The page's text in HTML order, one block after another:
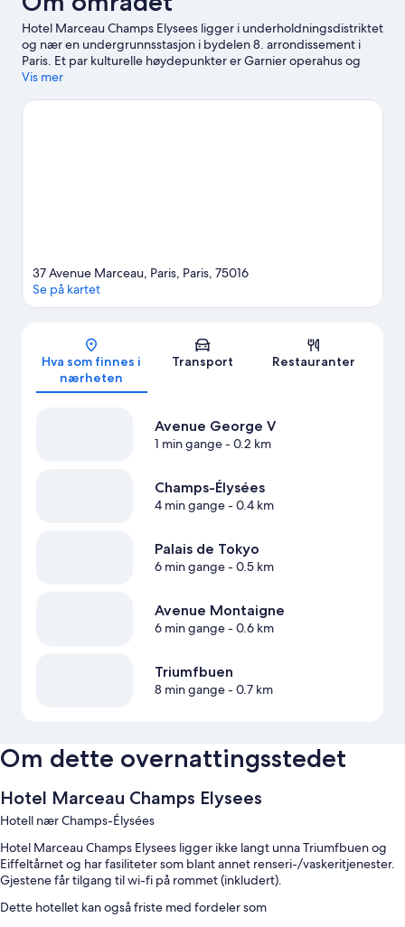
Hotel Marceau Champs Elysees ligger i underholdningsdistriktet
og nær en undergrunnsstasjon i bydelen 8. arrondissement i
Paris. Et par kulturelle høydepunkter er Garnier operahus og
Louvre, mens Triumfbuen og Notre-Dame er noen av områdets
hagen og Tuileries-hagen. Gjestene liker beliggenheten til
Vis mer
Kart
37 Avenue Marceau, Paris, Paris, 75016
Se på kartet
Hva som finnes i
nærheten
Transport Restauranter
Avenue George V
1 min gange- 0.2 km
Champs-Élysées
4 min gange- 0.4 km
Palais de Tokyo
6 min gange- 0.5 km
Avenue Montaigne
6 min gange- 0.6 km
Triumfbuen
8 min gange- 0.7 km
Om dette overnattingsstedet
Hotel Marceau Champs Elysees
Hotell nær Champs-Élysées
Hotel Marceau Champs Elysees ligger ikke langt unna Triumfbuen og
Eiffeltårnet og har fasiliteter som blant annet renseri-/vaskeritjenester.
Gjestene får tilgang til wi-fi på rommet (inkludert).
Dette hotellet kan også friste med fordeler som